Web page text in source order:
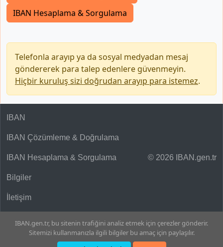
IBAN Hesaplama & Sorgulama
Telefonla arayıp ya da sosyal medyadan mesaj
göndererek para talep edenlere güvenmeyin.
Hiçbir kuruluş sizi doğrudan arayıp para istemez.
© 2026 IBAN.gen.tr
IBAN
IBAN Çözümleme & Doğrulama
IBAN Hesaplama & Sorgulama
Bilgiler
İletişim
IBAN.gen.tr, bu sitenin trafiğini analiz etmek için çerezler gönderir.
Sitemizi kullanmanızla ilgili bilgiler bu amaç için paylaşılır.